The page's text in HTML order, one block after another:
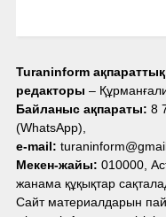
Turaninform
редакторы –
Байланыс ақпараты: 8
(WhatsApp),
e-mail:
Мекен-жайы: 010000,
жанама құқықтар
Сайт материалдарын